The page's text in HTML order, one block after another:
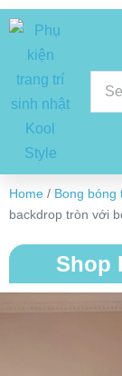
Home / Bong bóng
backdrop tròn với
Shop